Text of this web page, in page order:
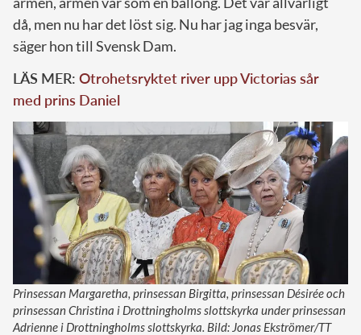
då, men nu har det löst sig. Nu har jag inga besvär,
säger hon till Svensk Dam.
LÄS MER: Otrohetsryktet river upp Victorias sår
med prins Daniel
Prinsessan Margaretha, prinsessan Birgitta, prinsessan Désirée och
prinsessan Christina i Drottningholms slottskyrka under prinsessan
Adrienne i Drottningholms slottskyrka. Bild: Jonas Ekströmer/TT